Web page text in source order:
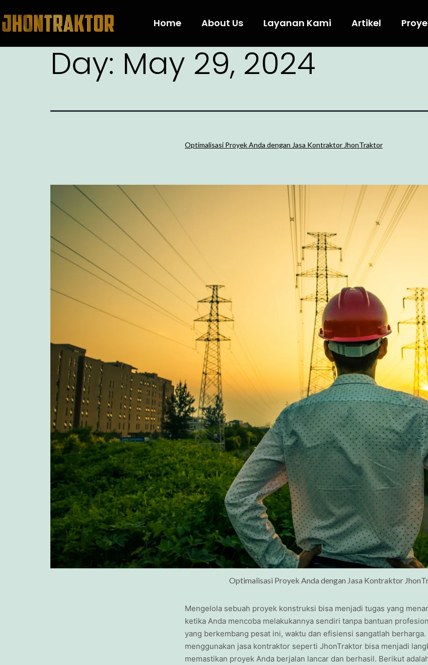
Home About Us Layanan Kami Artikel
Day: May 29, 2024
Optimalisasi Proyek Anda dengan Jasa Kontraktor JhonTraktor
Optimalisasi Proyek Anda dengan Jasa Kontraktor
Mengelola sebuah proyek konstruksi bisa menjadi tugas yang
ketika Anda mencoba melakukannya sendiri tanpa bantuan
yang berkembang pesat ini, waktu dan efisiensi sangatlah berharga.
menggunakan jasa kontraktor seperti JhonTraktor bisa menjadi
memastikan proyek Anda berjalan lancar dan berhasil. Berikut